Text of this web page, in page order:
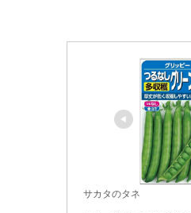
サカタのタネ